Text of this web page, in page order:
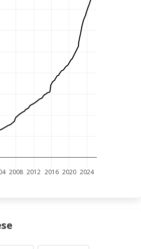
2008 2012 2016 2020 2024